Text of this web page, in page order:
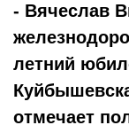
- Вячеслав
летний
отмечает